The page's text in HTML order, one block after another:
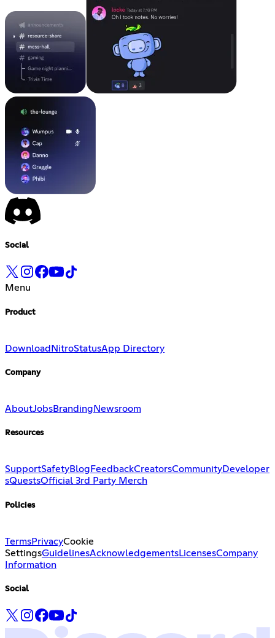
Social
Menu
Product
Download NitroStatusApp Directory
Company
AboutJobsBranding Newsroom
Resources
SupportSafetyBlog FeedbackCreatorsCommunityDeveloper
sQuestsOfficial 3rd Party Merch
Policies
TermsPrivacyCookie
SettingsGuidelinesAcknowledgementsLicensesCompany
Information
Social